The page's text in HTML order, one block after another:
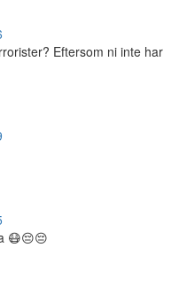
Eftersom ni inte har
😷😔😔